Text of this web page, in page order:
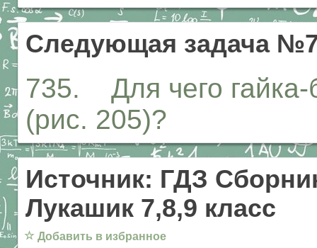
Следующая задача
735. Для чего гайка-
(рис. 205)?
Источник: ГДЗ
Лукашик 7,8,9 класс
☆ Добавить в избранное